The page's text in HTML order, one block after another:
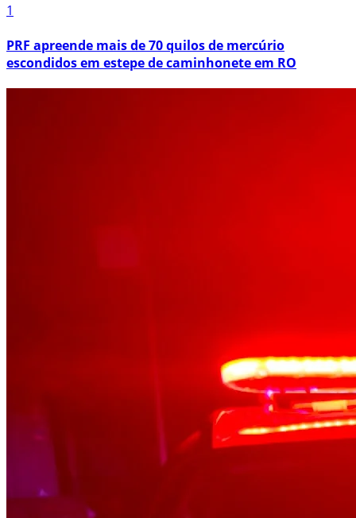
1
PRF apreende mais de 70 quilos de mercúrio
escondidos em estepe de caminhonete em RO